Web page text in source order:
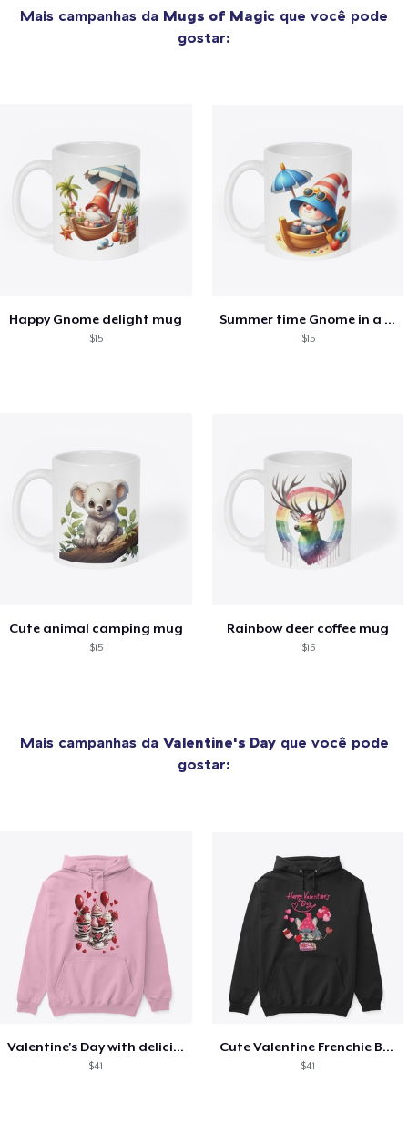
Mais campanhas da Mugs of Magic que você pode
gostar:
Happy Gnome delight mug
$15
Summer time Gnome in a boat camp mug
$15
Cute animal camping mug
$15
Rainbow deer coffee mug
$15
Mais campanhas da Valentine's Dayque você pode
gostar:
Valentine's Day with delicious food
$41
Cute Valentine Frenchie Bulldog
$41